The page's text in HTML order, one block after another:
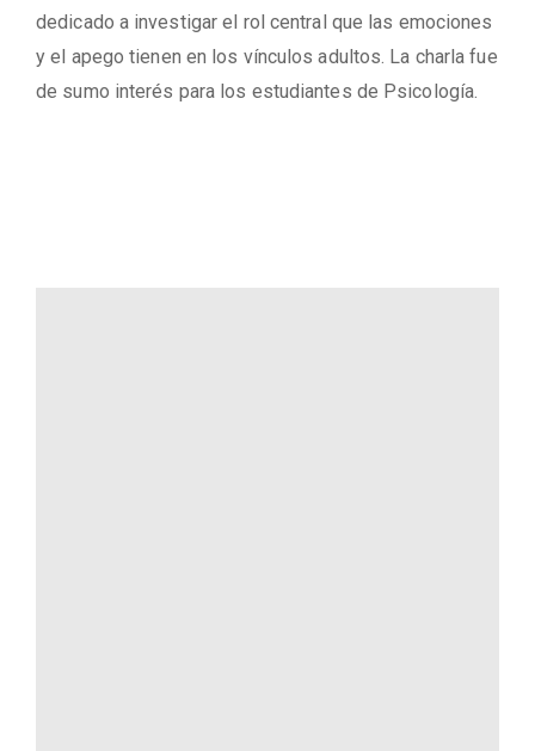
dedicado a investigar el rol central que las emociones
y el apego tienen en los vínculos adultos. La charla fue
de sumo interés para los estudiantes de Psicología.